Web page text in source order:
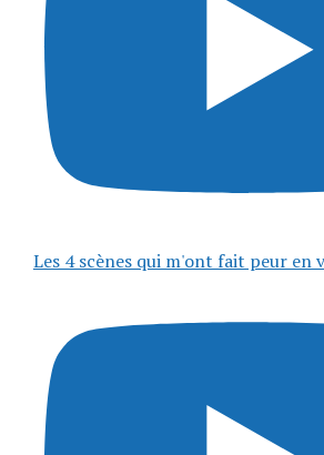
Les 4 scènes qui m'ont fait peur en